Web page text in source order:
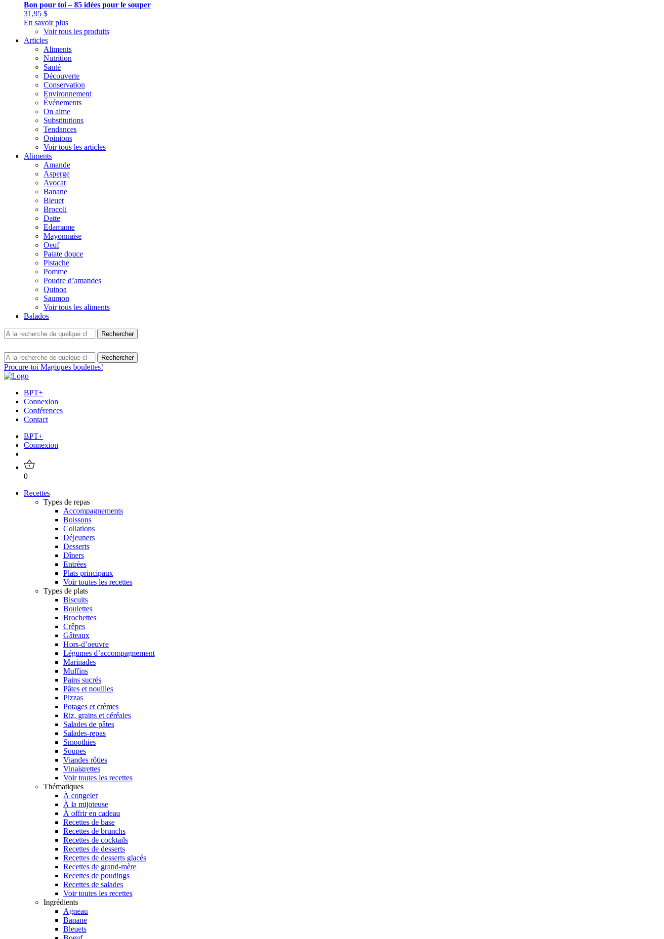
Bon pour toi – 85 idées pour le souper
31,95 $
En savoir plus
Voir tous les produits
Articles
Aliments
Nutrition
Santé
Découverte
Conservation
Environnement
Événements
On aime
Substitutions
Tendances
Opinions
Voir tous les articles
Aliments
Amande
Asperge
Avocat
Banane
Bleuet
Brocoli
Datte
Edamame
Mayonnaise
Oeuf
Patate douce
Pistache
Pomme
Poudre d’amandes
Quinoa
Saumon
Voir tous les aliments
Balados
Procure-toi Magiques boulettes!
BPT+
Connexion
Conférences
Contact
BPT+
Connexion
0
Recettes
Types de repas
Accompagnements
Boissons
Collations
Déjeuners
Desserts
Dîners
Entrées
Plats principaux
Voir toutes les recettes
Types de plats
Biscuits
Boulettes
Brochettes
Crêpes
Gâteaux
Hors-d’oeuvre
Légumes d’accompagnement
Marinades
Muffins
Pains sucrés
Pâtes et nouilles
Pizzas
Potages et crèmes
Riz, grains et céréales
Salades de pâtes
Salades-repas
Smoothies
Soupes
Viandes rôties
Vinaigrettes
Voir toutes les recettes
Thématiques
À congeler
À la mijoteuse
À offrir en cadeau
Recettes de base
Recettes de brunchs
Recettes de cocktails
Recettes de desserts
Recettes de desserts glacés
Recettes de grand-mère
Recettes de poudings
Recettes de salades
Voir toutes les recettes
Ingrédients
Agneau
Banane
Bleuets